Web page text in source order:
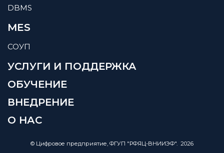
DBMS
MES
СОУП
УСЛУГИ И ПОДДЕРЖКА
ОБУЧЕНИЕ
ВНЕДРЕНИЕ
О НАС
© Цифровое предприятие, ФГУП "РФЯЦ-ВНИИЭФ". 2026